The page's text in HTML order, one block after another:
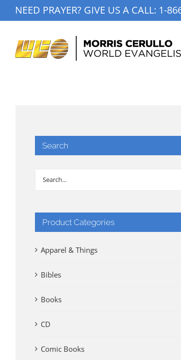
to
NEED PRAYER? GIVE US A CALL: 1-
Search
Product Categories
Apparel & Things
Bibles
Books
CD
Comic Books